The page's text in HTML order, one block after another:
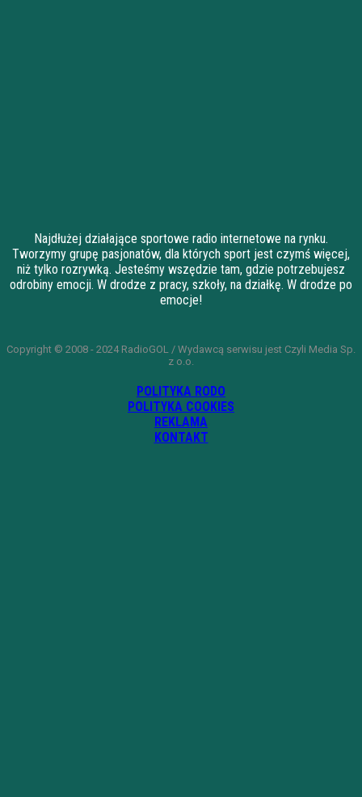
Najdłużej działające sportowe radio internetowe na rynku.
Tworzymy grupę pasjonatów, dla których sport jest czymś więcej,
niż tylko rozrywką. Jesteśmy wszędzie tam, gdzie potrzebujesz
odrobiny emocji. W drodze z pracy, szkoły, na działkę. W drodze po
emocje!
Copyright © 2008 - 2024 RadioGOL / Wydawcą serwisu jest Czyli Media Sp.
z o.o.
POLITYKA RODO
POLITYKA COOKIES
REKLAMA
KONTAKT